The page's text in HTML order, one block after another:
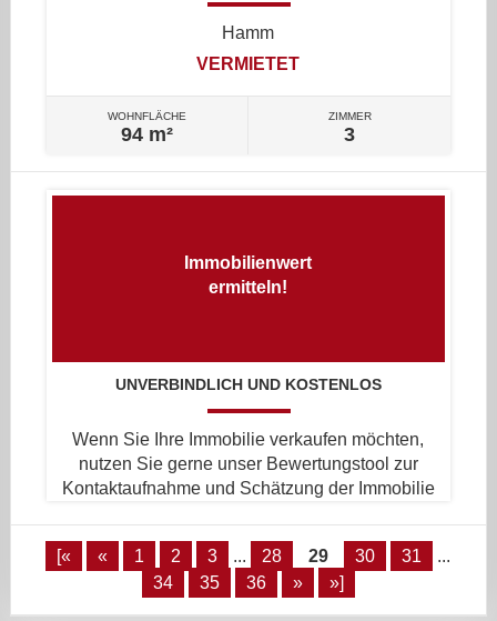
Hamm
VERMIETET
WOHNFLÄCHE
94 m²
ZIMMER
3
Immobilienwert
ermitteln!
UNVERBINDLICH UND KOSTENLOS
Wenn Sie Ihre Immobilie verkaufen möchten,
nutzen Sie gerne unser Bewertungstool zur
Kontaktaufnahme und Schätzung der Immobilie
[« « 1 2 3 ... 28 29 30 31
...
34
35 36 » »]